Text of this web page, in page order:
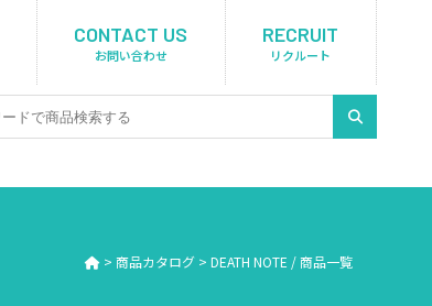
CONTACT US
お問い合わせ
RECRUIT
リクルート
> 商品カタログ > DEATH NOTE / 商品一覧